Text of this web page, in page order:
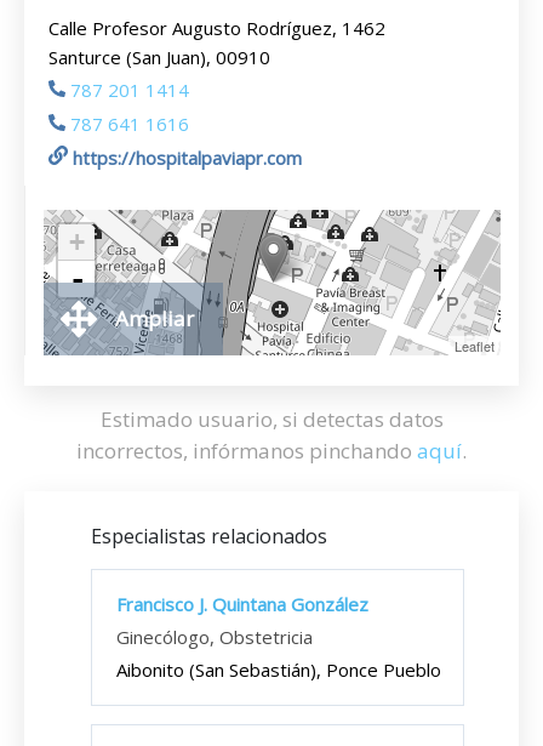
Calle Profesor Augusto Rodríguez, 1462
Santurce (San Juan), 00910
787 201 1414
787 641 1616
https://hospitalpaviapr.com
+
-
Leaflet
Ampliar
Estimado usuario, si detectas datos
incorrectos, infórmanos pinchando aquí.
Especialistas relacionados
Francisco J. Quintana González
Ginecólogo, Obstetricia
Aibonito (San Sebastián), Ponce Pueblo